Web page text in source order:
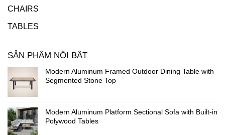
CHAIRS
TABLES
SẢN PHẨM NỔI BẬT
Modern Aluminum Framed Outdoor Dining Table with
Segmented Stone Top
Modern Aluminum Platform Sectional Sofa with Built-in
Polywood Tables